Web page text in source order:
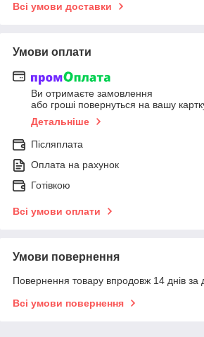
Всі умови доставки
Умови оплати
Ви отримаєте замовлення
або гроші повернуться на вашу
Детальніше
Післяплата
Оплата на рахунок
Готівкою
Всі умови оплати
Умови повернення
Повернення товару впродовж 14 днів за
Всі умови повернення